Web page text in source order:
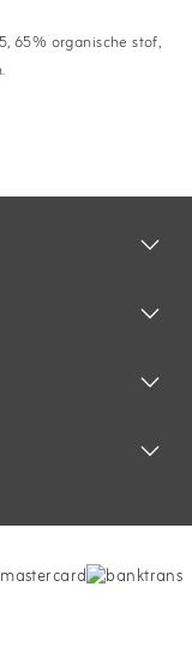
65% organische stof,